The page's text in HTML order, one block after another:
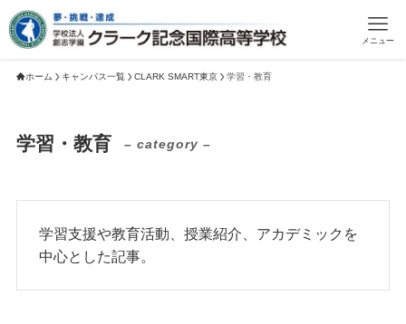
メニュー
ホーム キャンパス一覧 CLARK SMART東京 学習・教育
学習・教育 – category –
学習支援や教育活動、授業紹介、アカデミックを
中心とした記事。